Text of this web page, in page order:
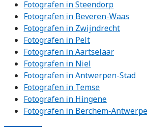
Fotografen in Steendorp
Fotografen in Beveren-Waas
Fotografen in Zwijndrecht
Fotografen in Pelt
Fotografen in Aartselaar
Fotografen in Niel
Fotografen in Antwerpen-Stad
Fotografen in Temse
Fotografen in Hingene
Fotografen in Berchem-